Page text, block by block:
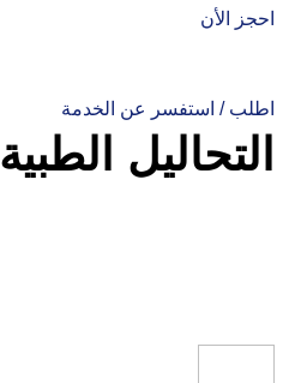
احجز الأن
اطلب / استفسر عن الخدمة
التحاليل الطبية